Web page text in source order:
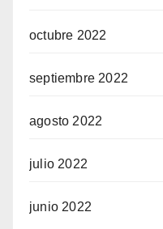
octubre 2022
septiembre 2022
agosto 2022
julio 2022
junio 2022